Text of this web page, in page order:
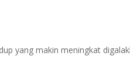
yang makin meningkat